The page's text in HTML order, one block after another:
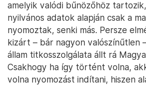
amelyik valódi bűnözőhöz
nyilvános adatok alapján csak a
nyomoztak, senki más. Persze
kizárt – bár nagyon valószínűtlen
állam titkosszolgálata állt rá
Csakhogy ha így történt volna,
volna nyomozást indítani, hiszen